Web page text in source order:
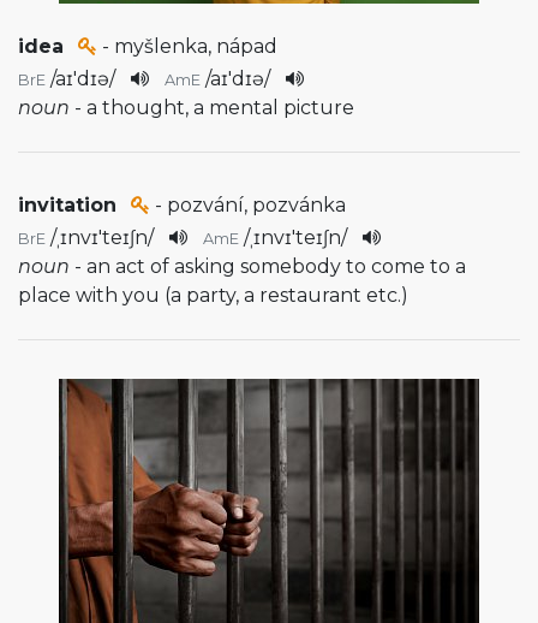
idea - myšlenka, nápad
BrE /aɪ'dɪə/ AmE /aɪ'dɪə/
noun - a thought, a mental picture
invitation - pozvání, pozvánka
BrE /ˌɪnvɪ'teɪʃn/ AmE /ˌɪnvɪ'teɪʃn/
noun - an act of asking somebody to come to a
place with you (a party, a restaurant etc.)